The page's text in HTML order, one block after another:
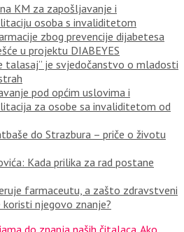
KM za zapošljavanje i
osoba s invaliditetom
zbog prevencije dijabetesa
u projektu DIABEYES
talasaj” je svjedočanstvo o mladosti
pod općim uslovima i
za osobe sa invaliditetom od
do Strazbura – priče o životu
Kada prilika za rad postane
farmaceutu, a zašto zdravstveni
njegovo znanje?